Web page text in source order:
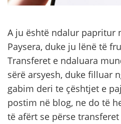
A ju është ndalur papritur
Paysera, duke ju lënë të
Transferet e ndaluara
sërë arsyesh, duke filluar
gabim deri te çështjet e
postim në blog, ne do të
të afërt se përse